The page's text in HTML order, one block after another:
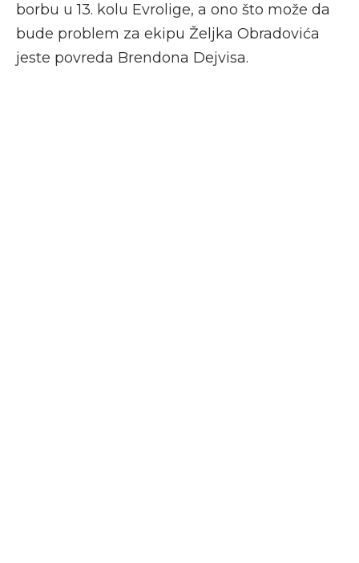
borbu u 13. kolu Evrolige, a ono što može da
bude problem za ekipu Željka Obradovića
jeste povreda Brendona Dejvisa.